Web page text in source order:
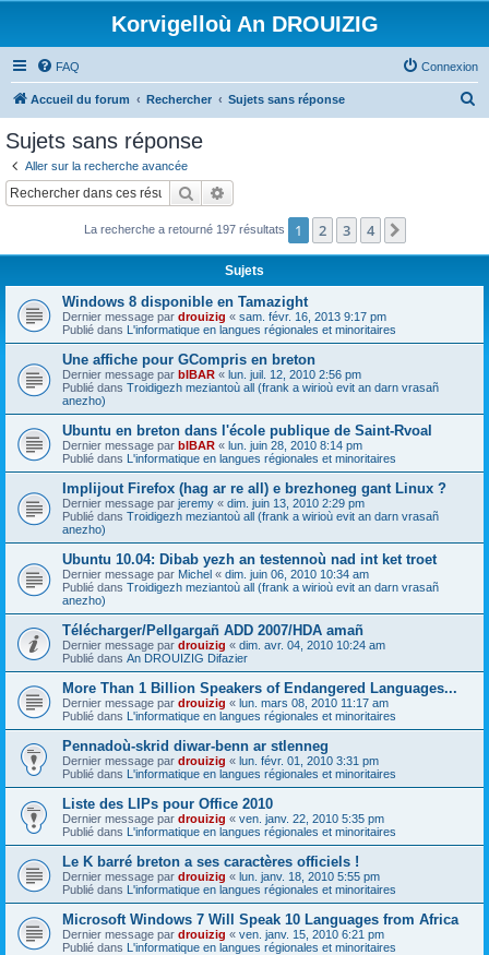
Korvigelloù An DROUIZIG
FAQ Connexion
Accueil du forum Rechercher Sujets sans réponse
c
Sujets sans réponse
Aller sur la recherche avancée
Rechercher
La recherche a retourné 197 résultats 1 2 3 4
Sujets
Windows 8 disponible en Tamazight
Dernier message par drouizig « sam. févr. 16, 2013 9:17 pm
Publié dans L'informatique en langues régionales et minoritaires
Une affiche pour GCompris en breton
Dernier message par bIBAR « lun. juil. 12, 2010 2:56 pm
Publié dans Troidigezh meziantoù all (frank a wirioù evit an darn vrasañ
anezho)
Ubuntu en breton dans l'école publique de Saint-Rvoal
Dernier message par bIBAR « lun. juin 28, 2010 8:14 pm
Publié dans L'informatique en langues régionales et minoritaires
Implijout Firefox (hag ar re all) e brezhoneg gant Linux ?
Dernier message par jeremy « dim. juin 13, 2010 2:29 pm
Publié dans Troidigezh meziantoù all (frank a wirioù evit an darn vrasañ
anezho)
Ubuntu 10.04: Dibab yezh an testennoù nad int ket troet
Dernier message par Michel « dim. juin 06, 2010 10:34 am
Publié dans Troidigezh meziantoù all (frank a wirioù evit an darn vrasañ
anezho)
Télécharger/Pellgargañ ADD 2007/HDA amañ
Dernier message par drouizig « dim. avr. 04, 2010 10:24 am
Publié dans An DROUIZIG Difazier
More Than 1 Billion Speakers of Endangered Languages...
Dernier message par drouizig « lun. mars 08, 2010 11:17 am
Publié dans L'informatique en langues régionales et minoritaires
Pennadoù-skrid diwar-benn ar stlenneg
Dernier message par drouizig « lun. févr. 01, 2010 3:31 pm
Publié dans L'informatique en langues régionales et minoritaires
Liste des LIPs pour Office 2010
Dernier message par drouizig « ven. janv. 22, 2010 5:35 pm
Publié dans L'informatique en langues régionales et minoritaires
Le K barré breton a ses caractères officiels !
Dernier message par drouizig « lun. janv. 18, 2010 5:55 pm
Publié dans L'informatique en langues régionales et minoritaires
Microsoft Windows 7 Will Speak 10 Languages from Africa
Dernier message par drouizig « ven. janv. 15, 2010 6:21 pm
Publié dans L'informatique en langues régionales et minoritaires